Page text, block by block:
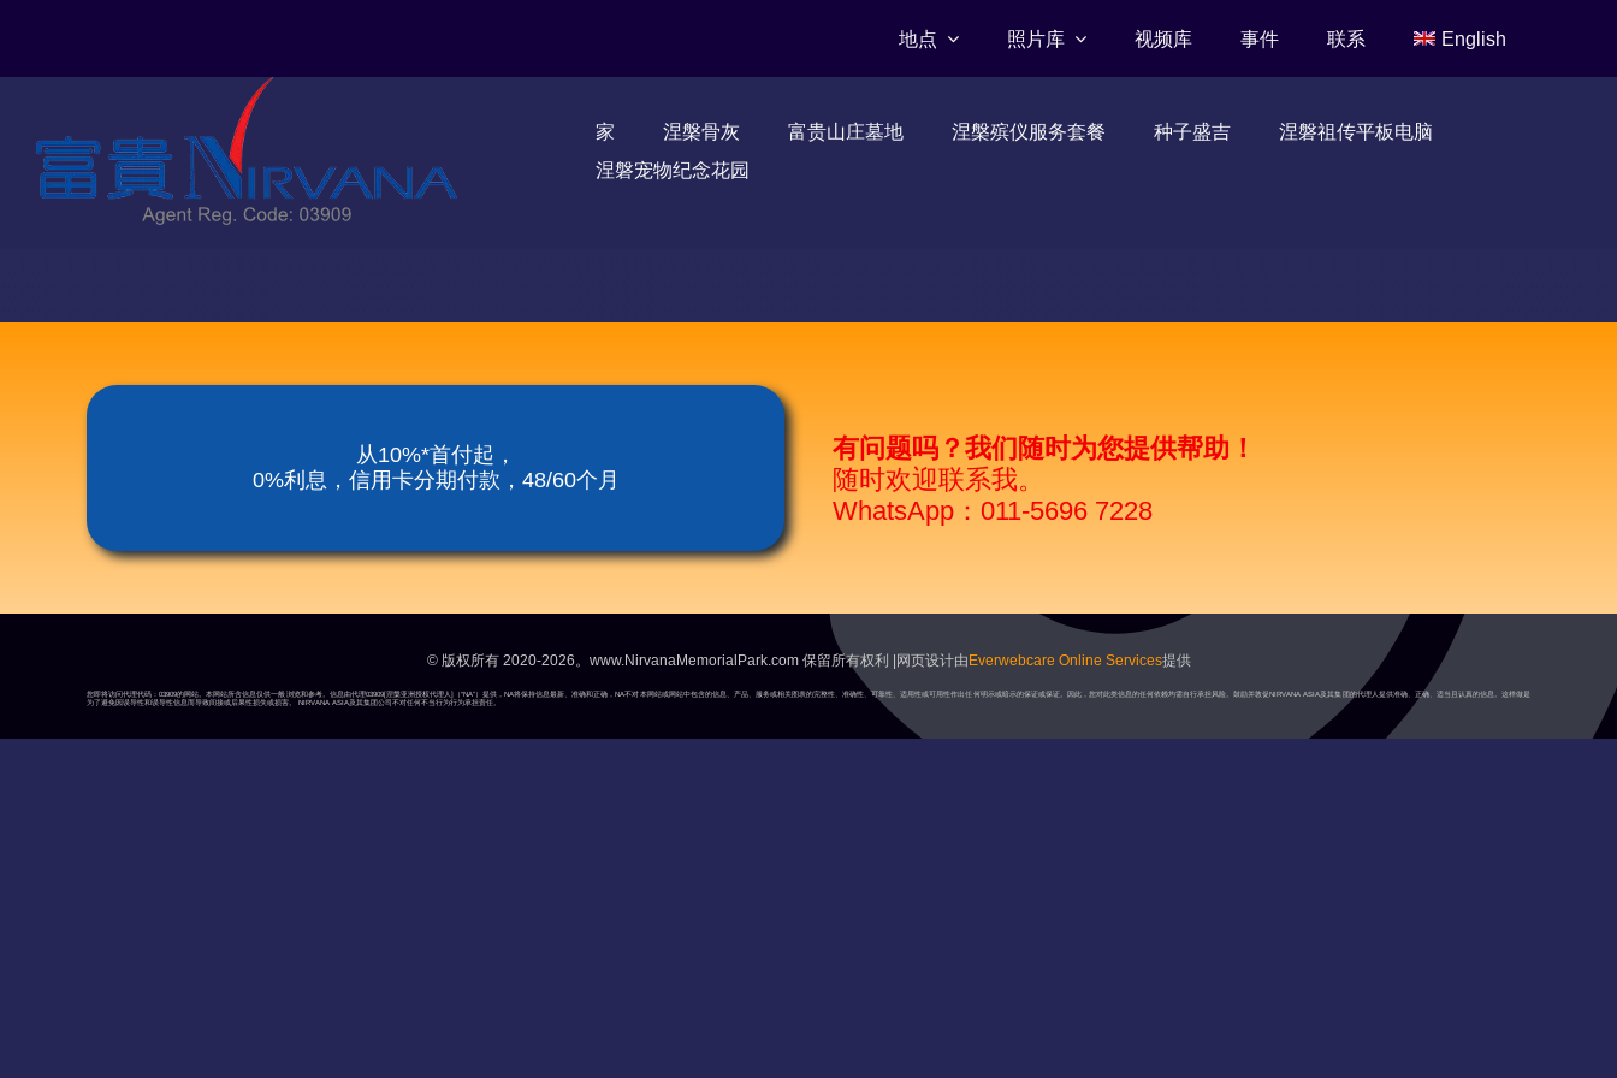
地点 照片库 视频库 事件 联系 English
家 涅槃骨灰 富贵山庄墓地 涅槃殡仪服务套餐 种子盛吉
涅磐祖传平板电脑
涅磐宠物纪念花园
从10%*首付起，
0%利息，信用卡分期付款，48/60个月
有问题吗？我们随时为您提供帮助！
随时欢迎联系我。
WhatsApp：011-5696 7228
© 版权所有 2020-2026。www.NirvanaMemorialPark.com 保留所有权利 |网页设计由 Everwebcare Online Services提供
您即将访问代理代码：03909的网站。本网站所含信息仅供一般浏览和参考。信息由代理03909[涅槃亚洲授权代理人]（“NA”）提供，NA将保持信息最新、准确和正确，NA不对本网站或网站中包含的信息、产品、服务或相关图表的完整性、准确性、可靠性、适用性或可用性作出任何明示或暗示的保证或保证。因此，您对此类信息的任何依赖均需自行承担风险。鼓励并敦促NIRVANA ASIA及其集团的代理人提供准确、正确、适当且认真的信息。这样做是
为了避免因误导性和误导性信息而导致间接或后果性损失或损害。 NIRVANA ASIA及其集团公司不对任何不当行为行为承担责任。